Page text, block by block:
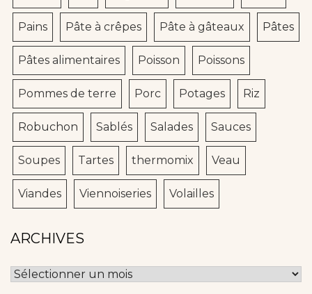
Pains Pâte à crêpes Pâte à gâteaux Pâtes
Pâtes alimentaires Poisson Poissons
Pommes de terre Porc Potages Riz
Robuchon Sablés Salades Sauces
Soupes Tartes thermomix Veau
Viandes Viennoiseries Volailles
ARCHIVES
Archives